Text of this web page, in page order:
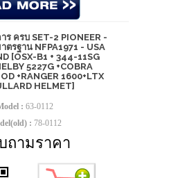
ร ครบ SET-2 PIONEER -
ตรฐาน NFPA1971 - USA
[OSX-B1 + 344-11SG
5227G +COBRA
+RANGER 1600+LTX
HELMET]
: 63-0112
: 78-0112
ถามราคา